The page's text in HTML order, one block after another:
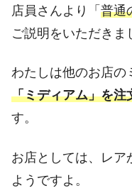
店員さんより「 普通
ご説明をいただきま
わたしは他のお店の
「ミディアム」を注
す。
お店としては、レア
ようですよ。